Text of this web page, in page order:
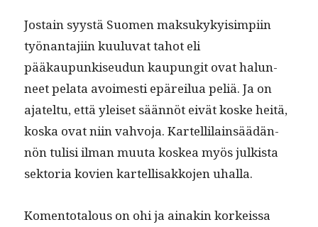
Jostain syys­tä Suomen mak­sukyky­isimpi­in
työ­nan­ta­ji­in kuu­lu­vat tahot eli
pääkaupunkiseudun kaupun­git ovat halun­
neet pela­ta avoimesti epäreilua peliä. Ja on
ajatel­tu, että yleiset sään­nöt eivät koske heitä,
kos­ka ovat niin vahvo­ja. Kartellilain­säädän­
nön tulisi ilman muu­ta koskea myös julk­ista
sek­to­ria kovien kartel­lisakko­jen uhalla.
Komen­to­talous on ohi ja ainakin korkeis­sa